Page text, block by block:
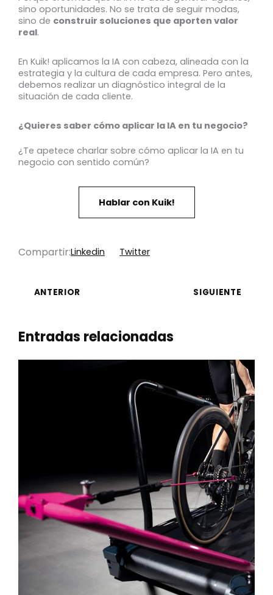
sino oportunidades. No se trata de seguir modas,
sino de construir soluciones que aporten valor
real.
En Kuik! aplicamos la IA con cabeza, alineada con la
estrategia y la cultura de cada empresa. Pero antes,
debemos realizar un diagnóstico integral de la
situación de cada cliente.
¿Quieres saber cómo aplicar la IA en tu negocio?
¿Te apetece charlar sobre cómo aplicar la IA en tu
negocio con sentido común?
Hablar con Kuik!
Compartir:Linkedin Twitter
ANTERIOR SIGUIENTE
Entradas relacionadas